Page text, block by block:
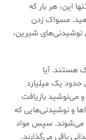
این، هر بار که
مسواک زدن
نوشیدنی‌های شیرین،
هستند. آیا
یک میلیارد
می‌نوشید بازیافت
و نوشیدنی‌هایی که
می‌شوند. سپس مواد
باقی می‌گذارند.